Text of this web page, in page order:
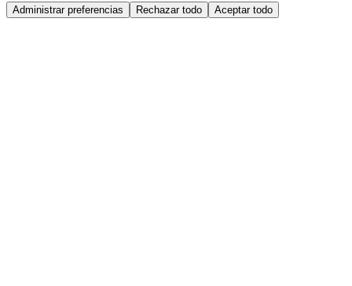
Administrar preferencias Rechazar todo Aceptar todo